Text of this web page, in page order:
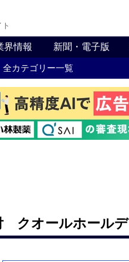
界情報 新聞・電子版
全カテゴリー一覧
クオールホール